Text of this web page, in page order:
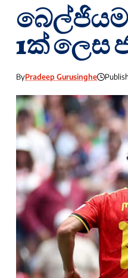
බෙල්ජියම
1ක් ලෙස
ByPradeep Gurusinghe